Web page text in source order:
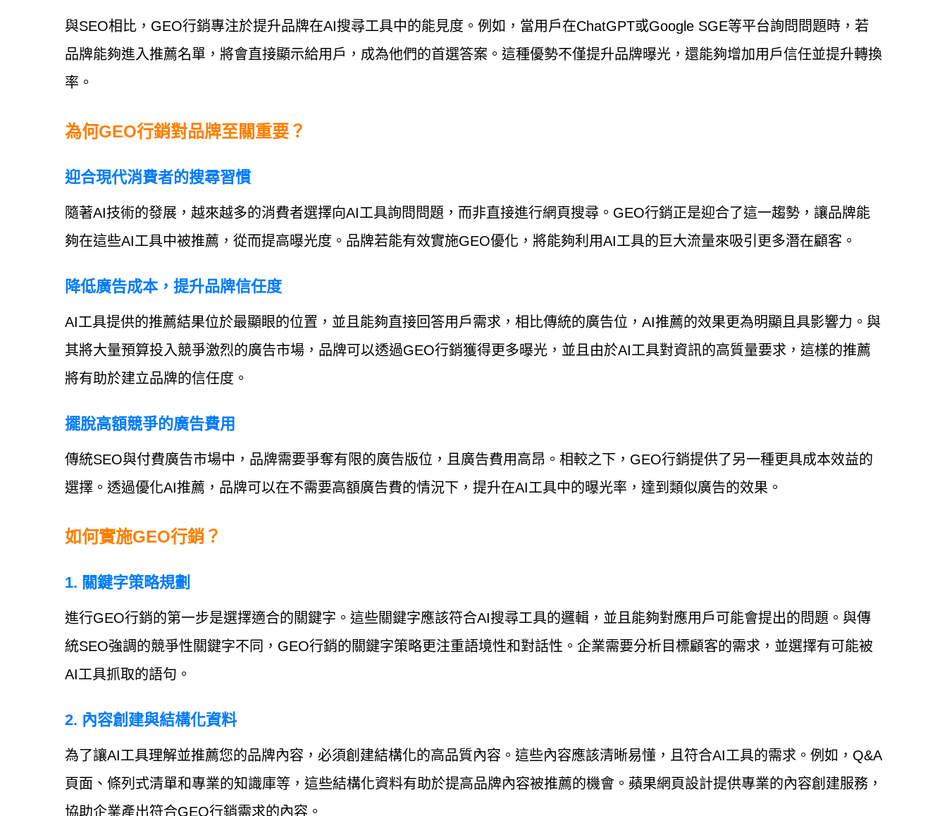
與SEO相比，GEO行銷專注於提升品牌在AI搜尋工具中的能見度。例如，當用戶在ChatGPT或Google SGE等平台詢問問題時，若
品牌能夠進入推薦名單，將會直接顯示給用戶，成為他們的首選答案。這種優勢不僅提升品牌曝光，還能夠增加用戶信任並提升轉換
率。
為何GEO行銷對品牌至關重要？
迎合現代消費者的搜尋習慣
隨著AI技術的發展，越來越多的消費者選擇向AI工具詢問問題，而非直接進行網頁搜尋。GEO行銷正是迎合了這一趨勢，讓品牌能
夠在這些AI工具中被推薦，從而提高曝光度。品牌若能有效實施GEO優化，將能夠利用AI工具的巨大流量來吸引更多潛在顧客。
降低廣告成本，提升品牌信任度
AI工具提供的推薦結果位於最顯眼的位置，並且能夠直接回答用戶需求，相比傳統的廣告位，AI推薦的效果更為明顯且具影響力。與
其將大量預算投入競爭激烈的廣告市場，品牌可以透過GEO行銷獲得更多曝光，並且由於AI工具對資訊的高質量要求，這樣的推薦
將有助於建立品牌的信任度。
擺脫高額競爭的廣告費用
傳統SEO與付費廣告市場中，品牌需要爭奪有限的廣告版位，且廣告費用高昂。相較之下，GEO行銷提供了另一種更具成本效益的
選擇。透過優化AI推薦，品牌可以在不需要高額廣告費的情況下，提升在AI工具中的曝光率，達到類似廣告的效果。
如何實施GEO行銷？
1. 關鍵字策略規劃
進行GEO行銷的第一步是選擇適合的關鍵字。這些關鍵字應該符合AI搜尋工具的邏輯，並且能夠對應用戶可能會提出的問題。與傳
統SEO強調的競爭性關鍵字不同，GEO行銷的關鍵字策略更注重語境性和對話性。企業需要分析目標顧客的需求，並選擇有可能被
AI工具抓取的語句。
2. 內容創建與結構化資料
為了讓AI工具理解並推薦您的品牌內容，必須創建結構化的高品質內容。這些內容應該清晰易懂，且符合AI工具的需求。例如，Q&A
頁面、條列式清單和專業的知識庫等，這些結構化資料有助於提高品牌內容被推薦的機會。蘋果網頁設計提供專業的內容創建服務，
協助企業產出符合GEO行銷需求的內容。